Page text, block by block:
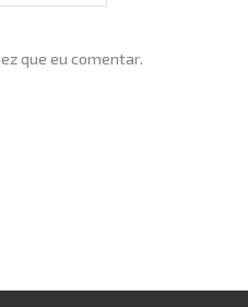
que eu comentar.